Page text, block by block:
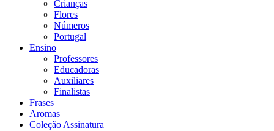
Crianças
Flores
Números
Portugal
Ensino
Professores
Educadoras
Auxiliares
Finalistas
Frases
Aromas
Coleção Assinatura